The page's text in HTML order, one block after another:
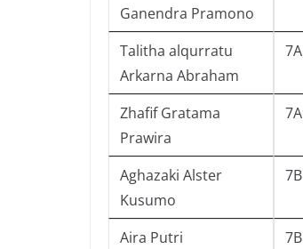
Ganendra Pramono
Talitha alqurratu
Arkarna Abraham
7A
Zhafif Gratama
Prawira
7A
Aghazaki Alster
Kusumo
7B
Aira Putri
7B